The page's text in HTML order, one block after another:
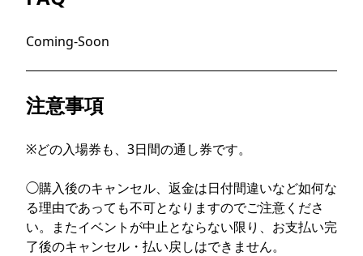
Coming-Soon
注意事項
※どの入場券も、3日間の通し券です。
◯︎購入後のキャンセル、返金は日付間違いなど如何な
る理由であっても不可となりますのでご注意くださ
い。またイベントが中止とならない限り、お支払い完
了後のキャンセル・払い戻しはできません。